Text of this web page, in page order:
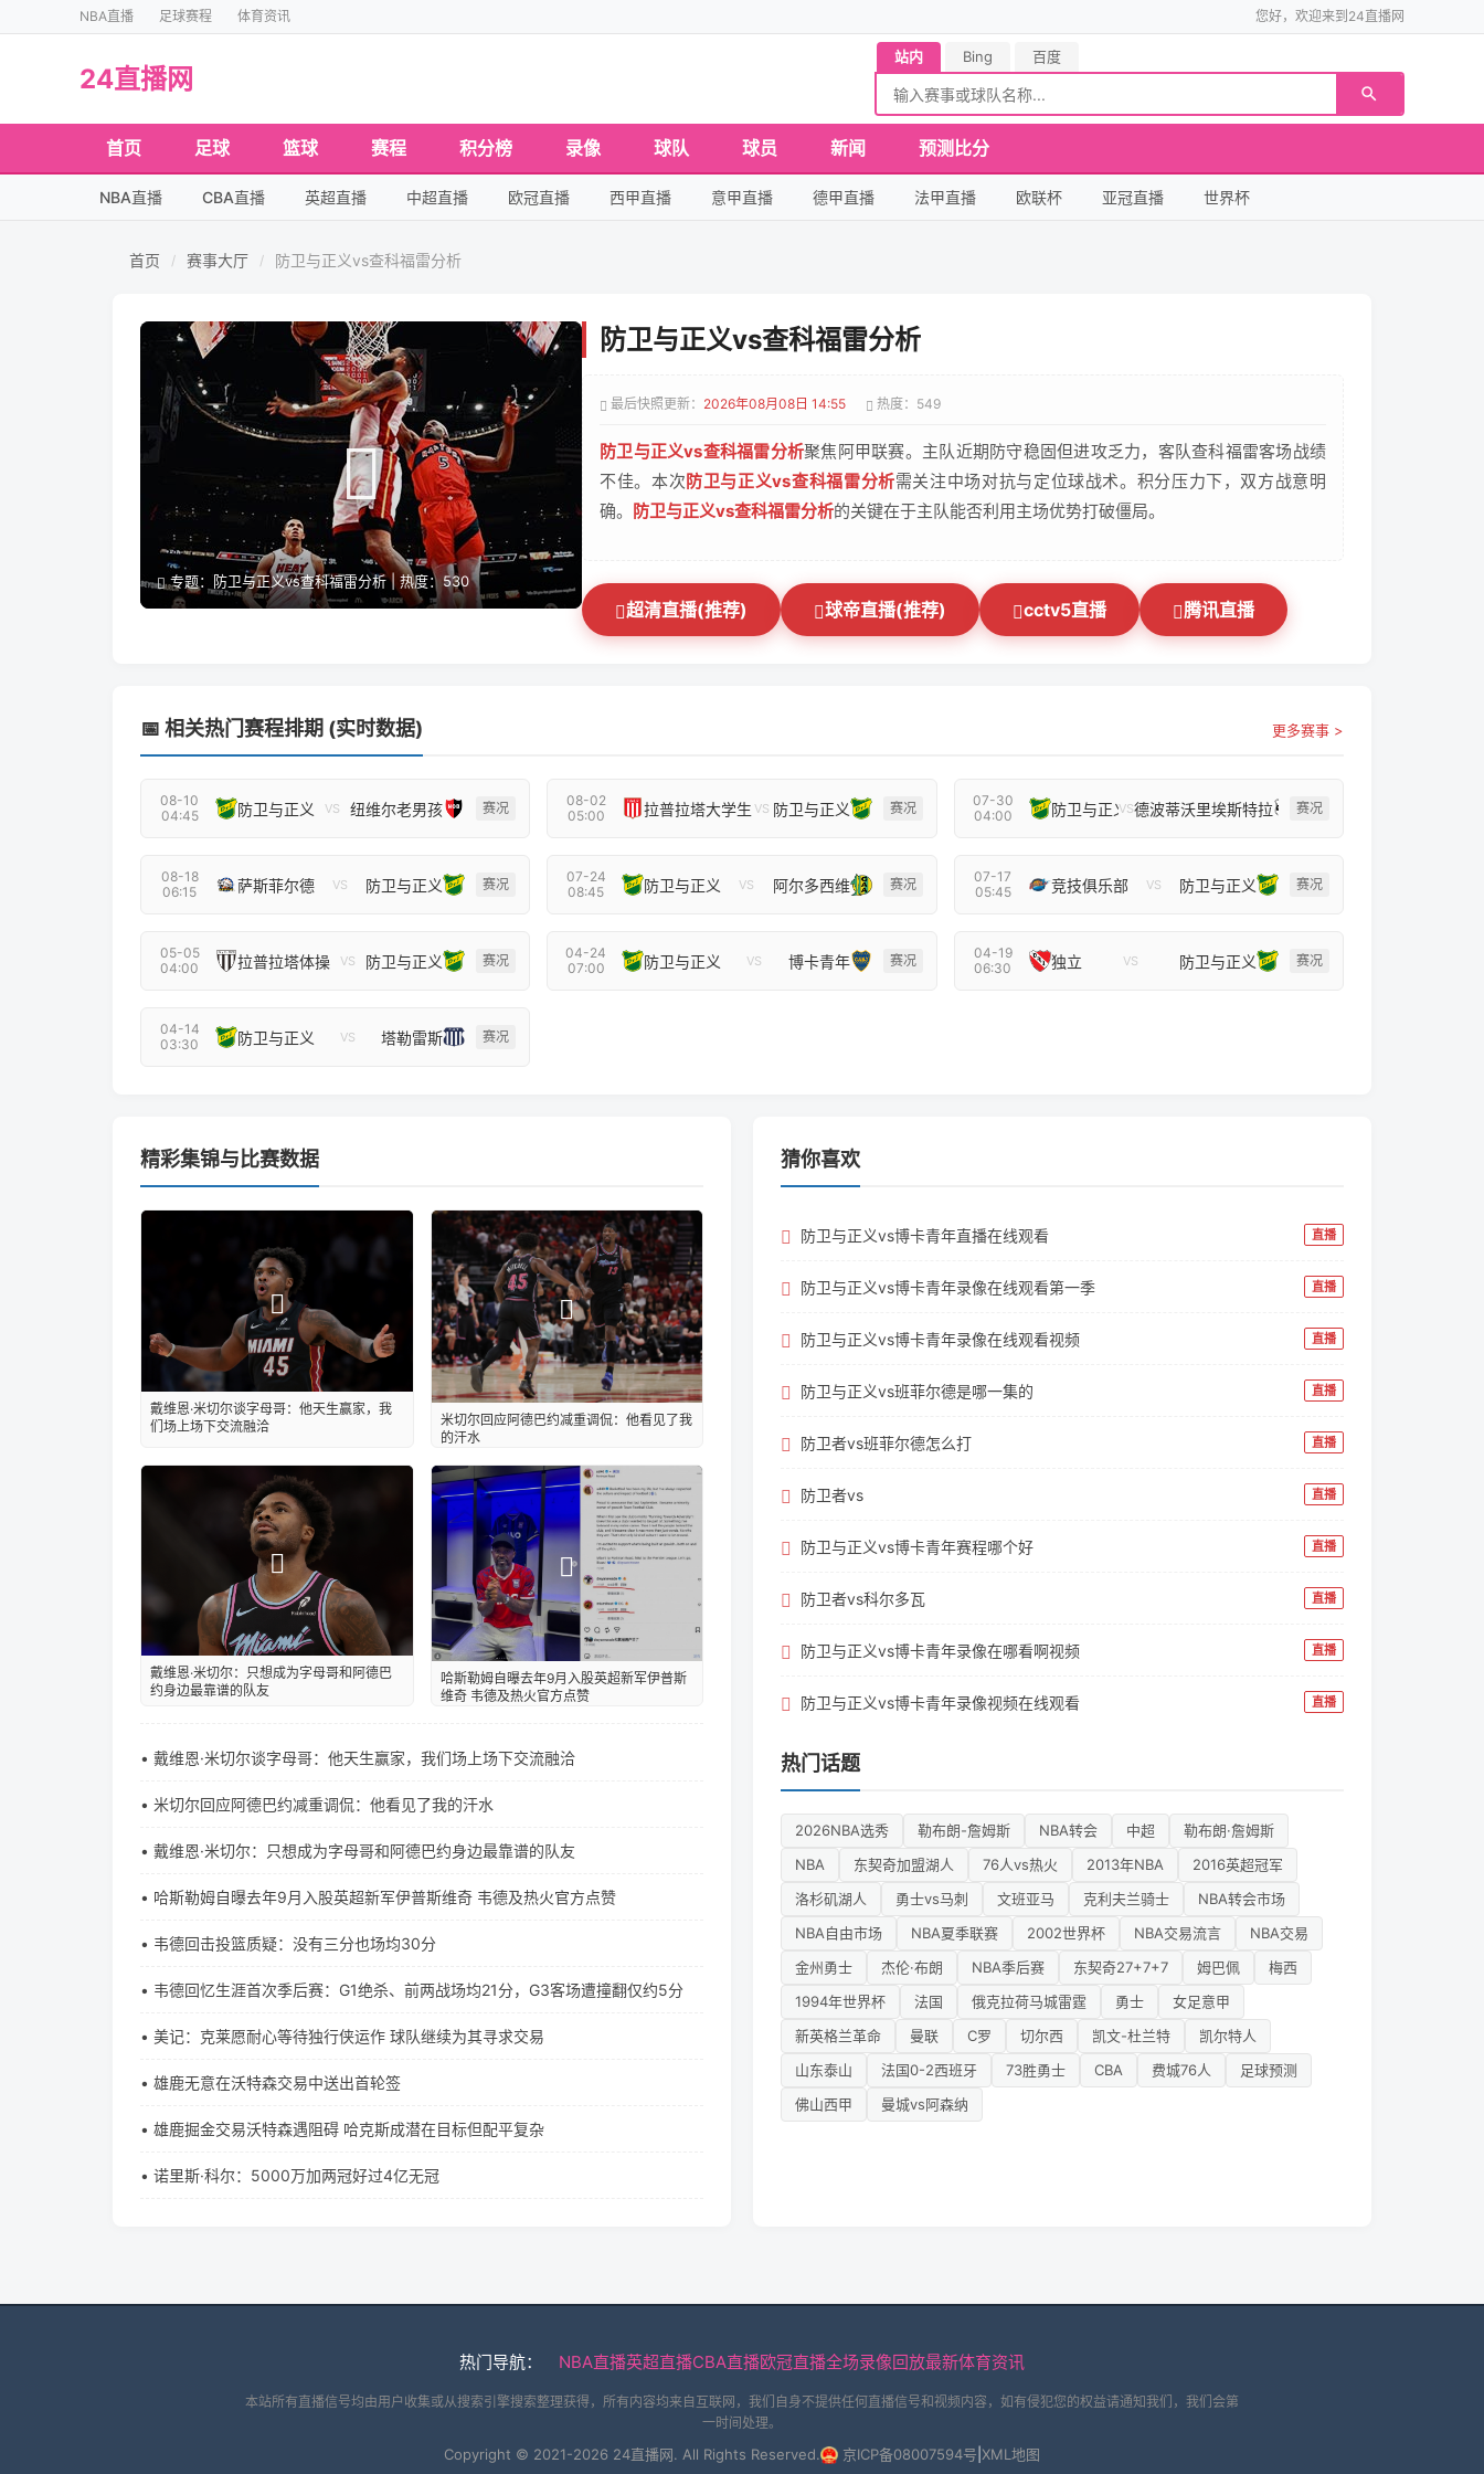
NBA直播 足球赛程 体育资讯 您好，欢迎来到24直播网
24直播网
站内 Bing 百度
首页 足球 篮球 赛程 积分榜 录像 球队 球员 新闻 预测比分
NBA直播 CBA直播 英超直播 中超直播 欧冠直播 西甲直播 意甲直播 德甲直播 法甲直播 欧联杯 亚冠直播 世界杯
首页 / 赛事大厅 / 防卫与正义vs查科福雷分析
专题：防卫与正义vs查科福雷分析 | 热度：530
防卫与正义vs查科福雷分析
最后快照更新： 2026年08月08日 14:55 热度：549
防卫与正义vs查科福雷分析聚焦阿甲联赛。主队近期防守稳固但进攻乏力，客队查科福雷客场战绩
不佳。本次防卫与正义vs查科福雷分析需关注中场对抗与定位球战术。积分压力下，双方战意明
确。 防卫与正义vs查科福雷分析的关键在于主队能否利用主场优势打破僵局。
超清直播(推荐) 球帝直播(推荐) cctv5直播 腾讯直播
📅 相关热门赛程排期 (实时数据) 更多赛事 >
08-10
04:45
防卫与正义 VS 纽维尔老男孩 赛况
08-02
05:00
拉普拉塔大学生 VS 防卫与正义 赛况
07-30
04:00
防卫与正义
VS德波蒂沃里埃斯特拉 赛况
08-18
06:15
萨斯菲尔德 VS 防卫与正义 赛况
07-24
08:45
防卫与正义 VS 阿尔多西维 赛况
07-17
05:45
竞技俱乐部 VS 防卫与正义 赛况
05-05
04:00
拉普拉塔体操 VS 防卫与正义 赛况
04-24
07:00
防卫与正义 VS 博卡青年 赛况
04-19
06:30
独立 VS 防卫与正义 赛况
04-14
03:30
防卫与正义 VS 塔勒雷斯 赛况
精彩集锦与比赛数据
戴维恩·米切尔谈字母哥：他天生赢家，我
们场上场下交流融洽
米切尔回应阿德巴约减重调侃：他看见了我
的汗水
戴维恩·米切尔：只想成为字母哥和阿德巴
约身边最靠谱的队友
哈斯勒姆自曝去年9月入股英超新军伊普斯
维奇 韦德及热火官方点赞
• 戴维恩·米切尔谈字母哥：他天生赢家，我们场上场下交流融洽
• 米切尔回应阿德巴约减重调侃：他看见了我的汗水
• 戴维恩·米切尔：只想成为字母哥和阿德巴约身边最靠谱的队友
• 哈斯勒姆自曝去年9月入股英超新军伊普斯维奇 韦德及热火官方点赞
• 韦德回击投篮质疑：没有三分也场均30分
• 韦德回忆生涯首次季后赛：G1绝杀、前两战场均21分，G3客场遭撞翻仅约5分
• 美记：克莱愿耐心等待独行侠运作 球队继续为其寻求交易
• 雄鹿无意在沃特森交易中送出首轮签
• 雄鹿掘金交易沃特森遇阻碍 哈克斯成潜在目标但配平复杂
• 诺里斯·科尔：5000万加两冠好过4亿无冠
猜你喜欢
防卫与正义vs博卡青年直播在线观看 直播
防卫与正义vs博卡青年录像在线观看第一季 直播
防卫与正义vs博卡青年录像在线观看视频 直播
防卫与正义vs班菲尔德是哪一集的 直播
防卫者vs班菲尔德怎么打 直播
防卫者vs 直播
防卫与正义vs博卡青年赛程哪个好 直播
防卫者vs科尔多瓦 直播
防卫与正义vs博卡青年录像在哪看啊视频 直播
防卫与正义vs博卡青年录像视频在线观看 直播
热门话题
2026NBA选秀 勒布朗-詹姆斯 NBA转会 中超
勒布朗·詹姆斯
NBA
东契奇加盟湖人 76人vs热火 2013年NBA
2016英超冠军
洛杉矶湖人
勇士vs马刺 文班亚马 克利夫兰骑士
NBA转会市场
NBA自由市场
NBA夏季联赛 2002世界杯 NBA交易流言
NBA交易
金州勇士
杰伦·布朗 NBA季后赛 东契奇27+7+7 姆巴佩
梅西
1994年世界杯
法国 俄克拉荷马城雷霆 勇士
女足意甲
新英格兰革命
曼联 C罗 切尔西 凯文-杜兰特
凯尔特人
山东泰山
法国0-2西班牙 73胜勇士 CBA 费城76人
足球预测
佛山西甲
曼城vs阿森纳
热门导航： NBA直播英超直播CBA直播欧冠直播全场录像回放最新体育资讯
本站所有直播信号均由用户收集或从搜索引擎搜索整理获得，所有内容均来自互联网，我们自身不提供任何直播信号和视频内容，如有侵犯您的权益请通知我们，我们会第
一时间处理。
Copyright © 2021-2026 24直播网. All Rights Reserved. 京ICP备08007594号 XML地图